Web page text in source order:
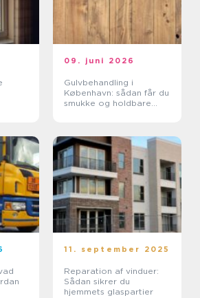
09. juni 2026
Gulvbehandling i
København: sådan får du
smukke og holdbare
11. september 2025
Reparation af vinduer:
Sådan sikrer du
hjemmets glaspartier